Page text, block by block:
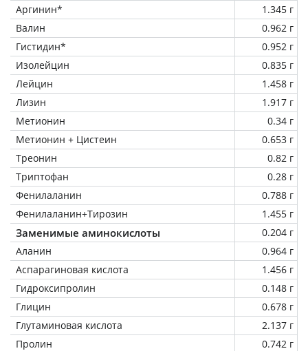
Аргинин*
1.345 г
Валин
0.962 г
Гистидин*
0.952 г
Изолейцин
0.835 г
Лейцин
1.458 г
Лизин
1.917 г
Метионин
0.34 г
Метионин + Цистеин
0.653 г
Треонин
0.82 г
Триптофан
0.28 г
Фенилаланин
0.788 г
Фенилаланин+Тирозин
1.455 г
Заменимые аминокислоты
0.204 г
Аланин
0.964 г
Аспарагиновая кислота
1.456 г
Гидроксипролин
0.148 г
Глицин
0.678 г
Глутаминовая кислота
2.137 г
Пролин
0.742 г